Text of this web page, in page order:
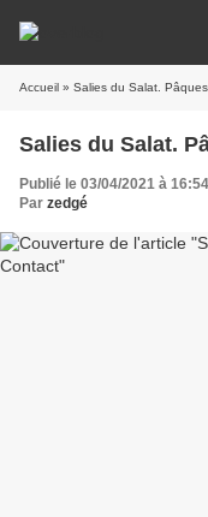
Accueil » Salies du Salat.
Salies du Salat.
Publié le 03/04/2021 à 16:54
Par zedgé